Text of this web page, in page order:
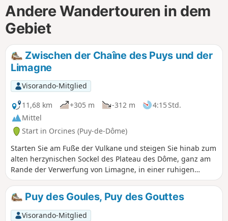
Andere Wandertouren in dem
Gebiet
Zwischen der Chaîne des Puys und der
Limagne
Visorando-Mitglied
11,68 km
+305 m -312 m
4:15 Std.
Mittel
Start in Orcines (Puy-de-Dôme)
Starten Sie am Fuße der Vulkane und steigen Sie hinab zum
alten herzynischen Sockel des Plateau des Dôme, ganz am
Rande der Verwerfung von Limagne, in einer ruhigen
Landschaft, in der sich Ackerbau, Wald und Weideland
abwechseln. Einige schöne Aussichtspunkte auf die Puys im
Westen und auf Clermont-Ferrand auf der Seite von
Limagne im Osten.
Puy des Goules, Puy des Gouttes
Visorando-Mitglied